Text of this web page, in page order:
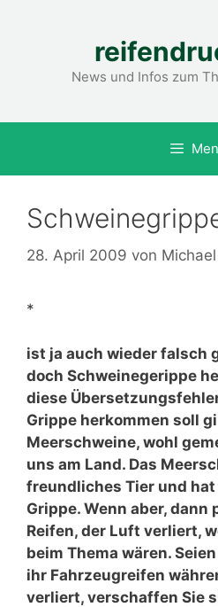
News und Infos zum
28. April 2009 von
*
ist ja auch wieder falsch
doch Schweinegerippe
diese
Grippe herkommen soll
Meerschweine, wohl
uns am Land. Das
freundliches Tier und
Grippe. Wenn aber, dann
Reifen, der Luft verliert,
beim Thema wären.
ihr Fahrzeugreifen
verliert, verschaffen Sie